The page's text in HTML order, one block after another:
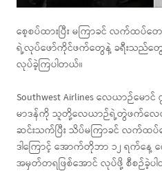
စေ့စပ်ထားပြီး မကြာခင် လက်ထ
ရဲ့လုပ်ဖော်ကိုင်ဖက်တွေနဲ့ ခရီးသည်တွ
လုပ်ခဲ့ကြပါတယ်။
Southwest Airlines လေယာဉ်မေ
မာဒန်ကို သူတို့လေယာဉ်ရဲ့တွဲဖက်လေ
ဆင်းသက်ပြီး သိပ်မကြာခင် လက်ထပ်
ဒါကြောင့် အောက်တိုဘာ ၁၂ ရက်န
အမှတ်တရဖြစ်အောင် လုပ်ဖို့ စီစဉ်ခဲ့ပ